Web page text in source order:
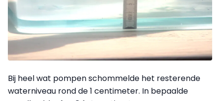
Bij heel wat pompen schommelde het resterende
waterniveau rond de 1 centimeter. In bepaalde